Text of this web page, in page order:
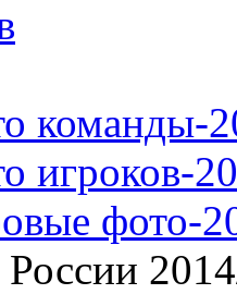
команды-
игроков-
фото-